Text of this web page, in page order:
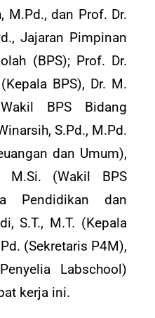
M.Pd., dan Prof. Dr.
Jajaran Pimpinan
(BPS); Prof. Dr.
BPS), Dr. M.
BPS Bidang
S.Pd., M.Pd.
dan Umum),
M.Si. (Wakil BPS
Pendidikan dan
S.T., M.T. (Kepala
(Sekretaris P4M),
Labschool)
kerja ini.